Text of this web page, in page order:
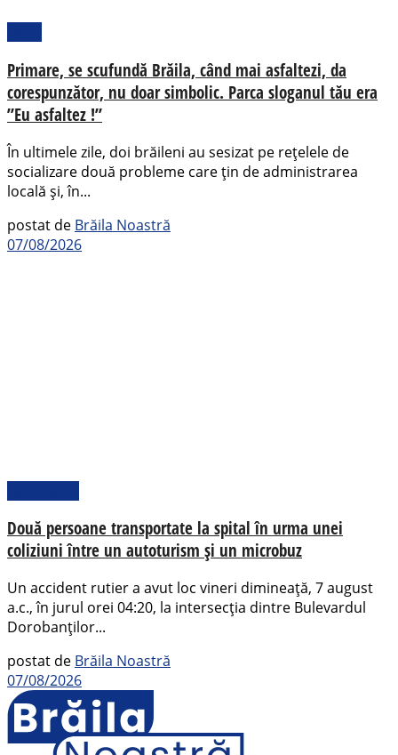
Primare, se scufundă Brăila, când mai asfaltezi, da
corespunzător, nu doar simbolic. Parca sloganul tău era
”Eu asfaltez !”
În ultimele zile, doi brăileni au sesizat pe rețelele de
socializare două probleme care țin de administrarea
locală și, în...
postat de Brăila Noastră
07/08/2026
Două persoane transportate la spital în urma unei
coliziuni între un autoturism și un microbuz
Un accident rutier a avut loc vineri dimineață, 7 august
a.c., în jurul orei 04:20, la intersecția dintre Bulevardul
Dorobanților...
postat de Brăila Noastră
07/08/2026